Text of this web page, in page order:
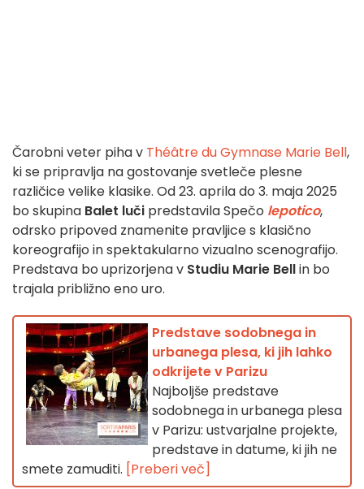
Čarobni veter piha v Théâtre du Gymnase Marie Bell,
ki se pripravlja na gostovanje svetleče plesne
različice velike klasike. Od 23. aprila do 3. maja 2025
bo skupina Balet luči predstavila Spečo lepotico,
odrsko pripoved znamenite pravljice s klasično
koreografijo in spektakularno vizualno scenografijo.
Predstava bo uprizorjena v Studiu Marie Bellin bo
trajala približno eno uro.
Predstave sodobnega in
urbanega plesa, ki jih lahko
odkrijete v Parizu
Najboljše predstave
sodobnega in urbanega plesa
v Parizu: ustvarjalne projekte,
predstave in datume, ki jih ne
smete zamuditi. [Preberi več]